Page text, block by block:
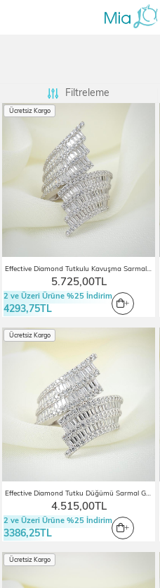
Filtreleme
Effective Diamond Tutkulu Kavuşma Sarmal Gümüş Yüzük
5.725,00TL
Ücretsiz Kargo
2 ve Üzeri Ürüne %25 İndirim
4293,75TL
Effective Diamond Tutku Düğümü Sarmal Gümüş Yüzük
4.515,00TL
Ücretsiz Kargo
2 ve Üzeri Ürüne %25 İndirim
3386,25TL
Ücretsiz Kargo